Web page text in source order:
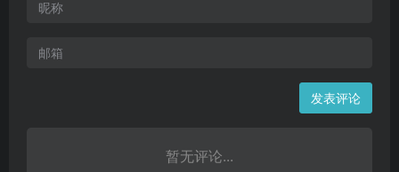
发表评论
暂无评论...